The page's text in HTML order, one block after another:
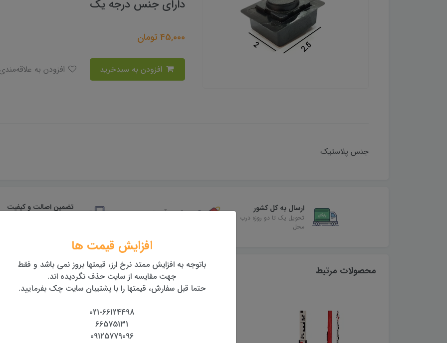
دارای جنس درجه یک
45,000 تومان
جنس پلاستیک
ارسال به کل کشور
تحویل یک تا دو روزه درب
محل
بهترین قیمت
تضمین اصالت و کیفیت
محصولات مرتبط
افزایش قیمت ها
باتوجه به افزایش ممتد نرخ ارز، قیمتها بروز نمی باشد و فقط
جهت مقایسه از سایت حذف نگردیده اند.
حتما قبل سفارش، قیمتها را با پشتیبان سایت چک بفرمایید.
021-66124498
66575131
09125779096